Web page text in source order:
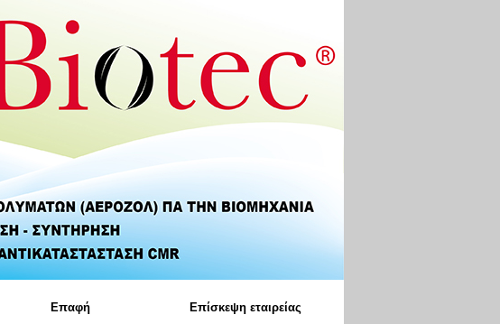
Επαφή Επίσκεψη εταιρείας